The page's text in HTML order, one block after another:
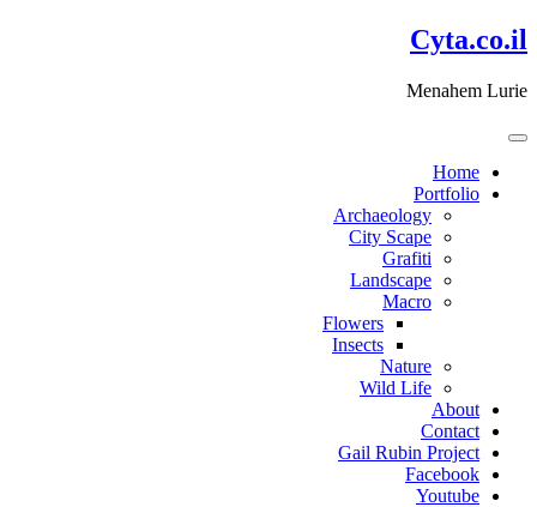
דלג
לתוכן
Cyta.co.il
Menahem Lurie
Home
Portfolio
Archaeology
City Scape
Grafiti
Landscape
Macro
Flowers
Insects
Nature
Wild Life
About
Contact
Gail Rubin Project
Facebook
Youtube